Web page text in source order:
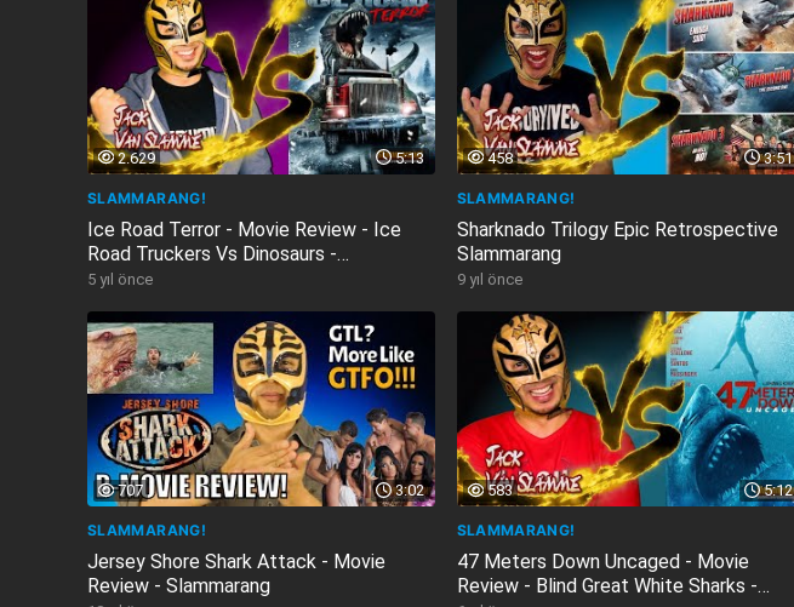
5:13
2.629
SLAMMARANG!
Ice Road Terror - Movie Review - Ice
Road Truckers Vs Dinosaurs -
Slammarang
5 yıl önce
3:51
458
SLAMMARANG!
Sharknado Trilogy Epic Retrospective
Slammarang
9 yıl önce
3:02
707
SLAMMARANG!
Jersey Shore Shark Attack - Movie
Review - Slammarang
5:12
583
SLAMMARANG!
47 Meters Down Uncaged - Movie
Review - Blind Great White Sharks -